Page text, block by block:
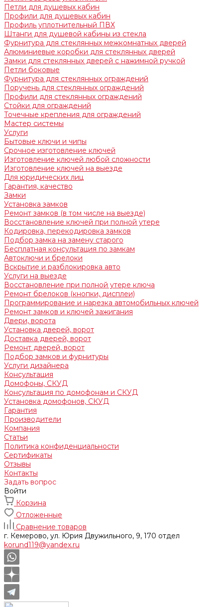
Петли для душевых кабин
Профили для душевых кабин
Профиль уплотнительный ПВХ
Штанги для душевой кабины из стекла
Фурнитура для стеклянных межкомнатных дверей
Алюминиевые коробки для стеклянных дверей
Замки для стеклянных дверей с нажимной ручкой
Петли боковые
Фурнитура для стеклянных ограждений
Поручень для стеклянных ограждений
Профили для стеклянных ограждений
Стойки для ограждений
Точечные крепления для ограждений
Мастер системы
Услуги
Бытовые ключи и чипы
Срочное изготовление ключей
Изготовление ключей любой сложности
Изготовление ключей на выезде
Для юридических лиц
Гарантия, качество
Замки
Установка замков
Ремонт замков (в том числе на выезде)
Восстановление ключей при полной утере
Кодировка, перекодировка замков
Подбор замка на замену старого
Бесплатная консультация по замкам
Автоключи и брелоки
Вскрытие и разблокировка авто
Услуги на выезде
Восстановление при полной утере ключа
Ремонт брелоков (кнопки, дисплеи)
Программирование и нарезка автомобильных ключей
Ремонт замков и ключей зажигания
Двери, ворота
Установка дверей, ворот
Доставка дверей, ворот
Ремонт дверей, ворот
Подбор замков и фурнитуры
Услуги дизайнера
Консультация
Домофоны, СКУД
Консультация по домофонам и СКУД
Установка домофонов, СКУД
Гарантия
Производители
Компания
Статьи
Политика конфиденциальности
Сертификаты
Отзывы
Контакты
Задать вопрос
Войти
Корзина
Отложенные
Сравнение товаров
г. Кемерово, ул. Юрия Двужильного, 9, 170 отдел
korund119@yandex.ru